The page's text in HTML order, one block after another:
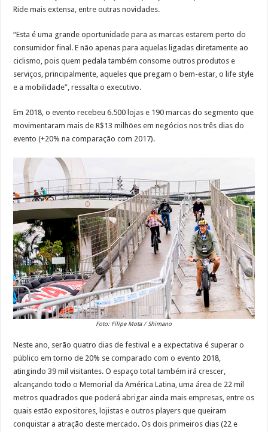
Ride mais extensa, entre outras novidades.
“Esta é uma grande oportunidade para as marcas estarem perto do
consumidor final. E não apenas para aquelas ligadas diretamente ao
ciclismo, pois quem pedala também consome outros produtos e
serviços, principalmente, aqueles que pregam o bem-estar, o life style
e a mobilidade”, ressalta o executivo.
Em 2018, o evento recebeu 6.500 lojas e 190 marcas do segmento que
movimentaram mais de R$13 milhões em negócios nos três dias do
evento (+20% na comparação com 2017).
Foto: Filipe Mota / Shimano
Neste ano, serão quatro dias de festival e a expectativa é superar o
público em torno de 20% se comparado com o evento 2018,
atingindo 39 mil visitantes. O espaço total também irá crescer,
alcançando todo o Memorial da América Latina, uma área de 22 mil
metros quadrados que poderá abrigar ainda mais empresas, entre os
quais estão expositores, lojistas e outros players que queiram
conquistar a atração deste mercado. Os dois primeiros dias (22 e